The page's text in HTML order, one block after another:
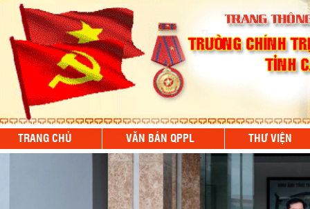
TRANG CHỦ VĂN BẢN QPPL THƯ VIỆN